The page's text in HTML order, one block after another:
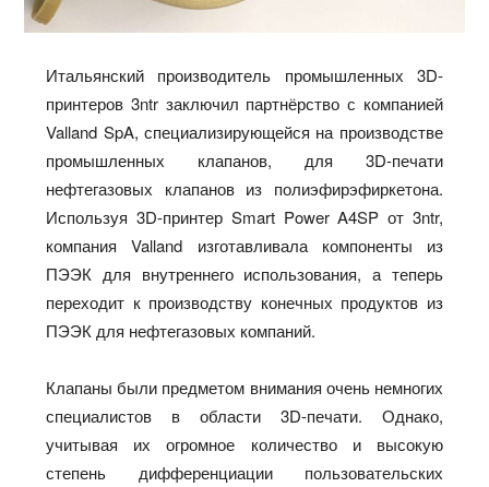
Итальянский производитель промышленных 3D-
принтеров 3ntr заключил партнёрство с компанией
Valland SpA, специализирующейся на производстве
промышленных клапанов, для 3D-печати
нефтегазовых клапанов из полиэфирэфиркетона.
Используя 3D-принтер Smart Power A4SP от 3ntr,
компания Valland изготавливала компоненты из
ПЭЭК для внутреннего использования, а теперь
переходит к производству конечных продуктов из
ПЭЭК для нефтегазовых компаний.
Клапаны были предметом внимания очень немногих
специалистов в области 3D-печати. Однако,
учитывая их огромное количество и высокую
степень дифференциации пользовательских